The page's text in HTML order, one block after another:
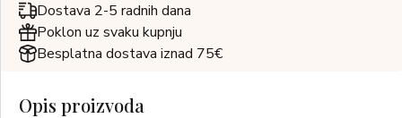
Dostava 2-5 radnih dana
Poklon uz svaku kupnju
Besplatna dostava iznad 75€
Opis proizvoda